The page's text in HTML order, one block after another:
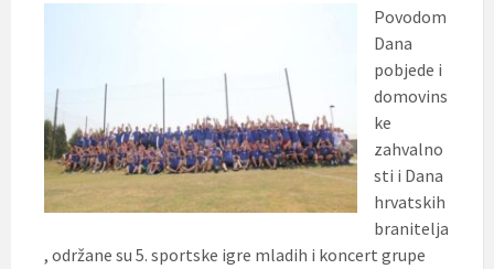
Povodom
Dana
pobjede i
domovins
ke
zahvalno
sti i Dana
hrvatskih
branitelja
, održane su 5. sportske igre mladih i koncert grupe